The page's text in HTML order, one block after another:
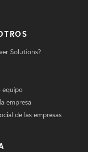
Solutions?
equipo
empresa
de las empresas